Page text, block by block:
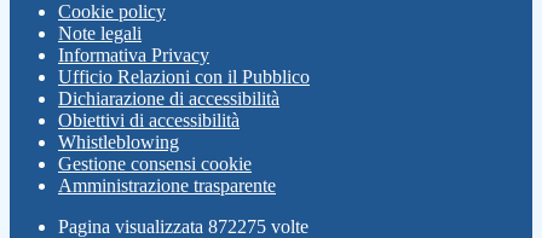
Cookie policy
Note legali
Informativa Privacy
Ufficio Relazioni con il Pubblico
Dichiarazione di accessibilità
Obiettivi di accessibilità
Whistleblowing
Gestione consensi cookie
Amministrazione trasparente
Pagina visualizzata 872275 volte